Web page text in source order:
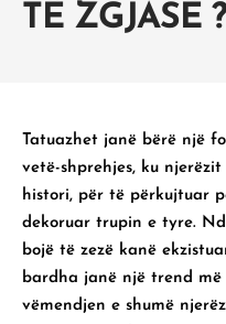
TË ZGJASË
Tatuazhet janë bërë një
vetë-shprehjes, ku
histori, për të përkujtuar
dekoruar trupin e tyre.
bojë të zezë kanë
bardha janë një trend
vëmendjen e shumë